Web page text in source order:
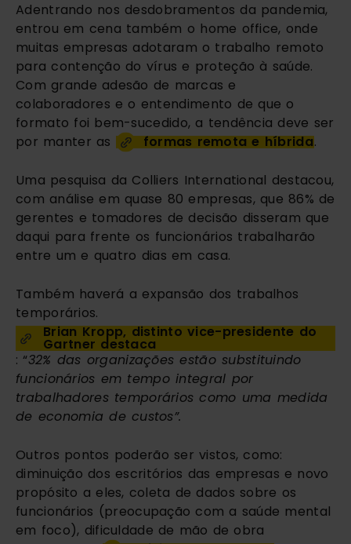
Adentrando nos desdobramentos da pandemia,
entrou em cena também o home office, onde
muitas empresas adotaram o trabalho remoto
para contenção do vírus e proteção à saúde.
Com grande adesão de marcas e
colaboradores e o entendimento de que o
formato foi bem-sucedido, a tendência deve ser
por manter as
formas remota e híbrida.
Uma pesquisa da Colliers International destacou,
com análise em quase 80 empresas, que 86% de
gerentes e tomadores de decisão disseram que
daqui para frente os funcionários trabalharão
entre um e quatro dias em casa.
Também haverá a expansão dos trabalhos
temporários.
Brian Kropp, distinto vice-presidente do
Gartner destaca
: “32% das organizações estão substituindo
funcionários em tempo integral por
trabalhadores temporários como uma medida
de economia de custos”.
Outros pontos poderão ser vistos, como:
diminuição dos escritórios das empresas e novo
propósito a eles, coleta de dados sobre os
funcionários (preocupação com a saúde mental
em foco), dificuldade de mão de obra